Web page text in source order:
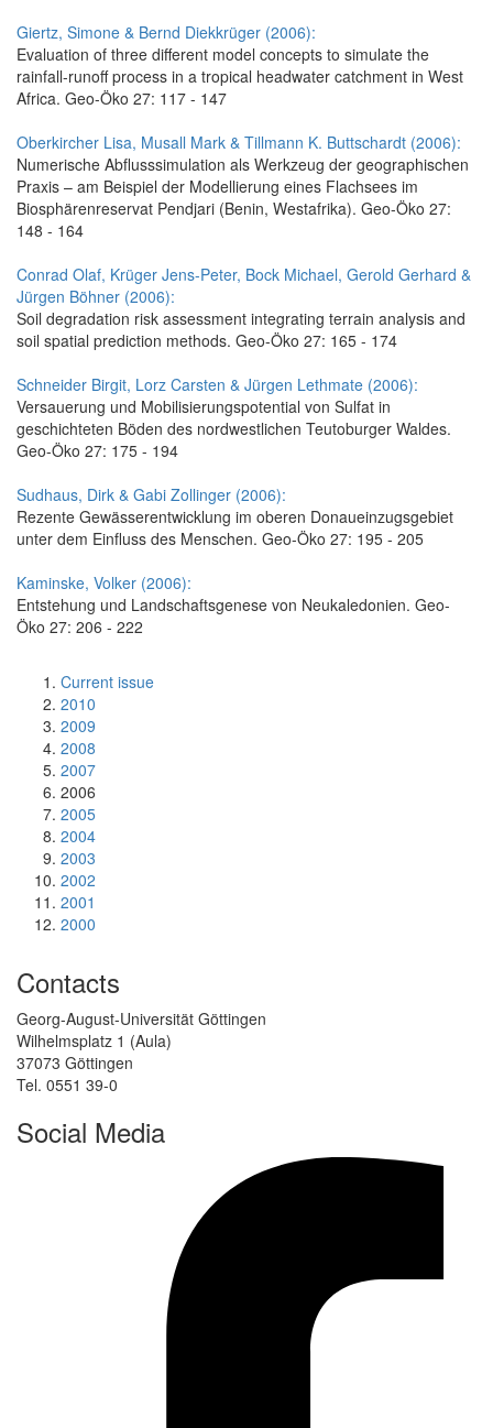
Giertz, Simone & Bernd Diekkrüger (2006):
Evaluation of three different model concepts to simulate the
rainfall-runoff process in a tropical headwater catchment in West
Africa. Geo-Öko 27: 117 - 147
Oberkircher Lisa, Musall Mark & Tillmann K. Buttschardt (2006):
Numerische Abflusssimulation als Werkzeug der geographischen
Praxis – am Beispiel der Modellierung eines Flachsees im
Biosphärenreservat Pendjari (Benin, Westafrika). Geo-Öko 27:
148 - 164
Conrad Olaf, Krüger Jens-Peter, Bock Michael, Gerold Gerhard &
Jürgen Böhner (2006):
Soil degradation risk assessment integrating terrain analysis and
soil spatial prediction methods. Geo-Öko 27: 165 - 174
Schneider Birgit, Lorz Carsten & Jürgen Lethmate (2006):
Versauerung und Mobilisierungspotential von Sulfat in
geschichteten Böden des nordwestlichen Teutoburger Waldes.
Geo-Öko 27: 175 - 194
Sudhaus, Dirk & Gabi Zollinger (2006):
Rezente Gewässerentwicklung im oberen Donaueinzugsgebiet
unter dem Einfluss des Menschen. Geo-Öko 27: 195 - 205
Kaminske, Volker (2006):
Entstehung und Landschaftsgenese von Neukaledonien. Geo-
Öko 27: 206 - 222
Current issue
2010
2009
2008
2007
2006
2005
2004
2003
2002
2001
2000
Contacts
Georg-August-Universität Göttingen
Wilhelmsplatz 1 (Aula)
37073 Göttingen
Tel. 0551 39-0
Social Media